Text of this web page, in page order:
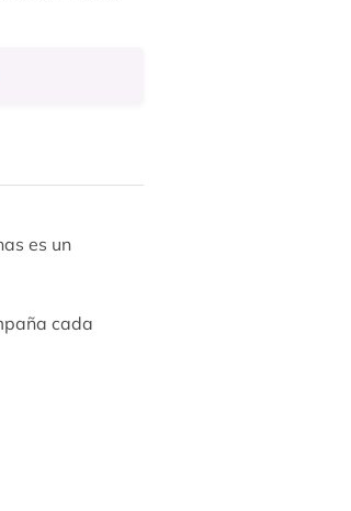
es un
cada